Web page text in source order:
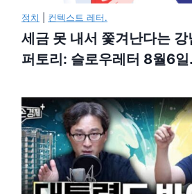
정치 컨텍스트 레터.
세금 못 내서 쫓겨난다는 강
퍼토리: 슬로우레터 8월6일.